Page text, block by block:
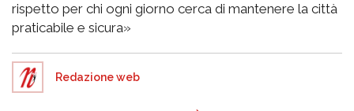
rispetto per chi ogni giorno cerca di mantenere la città
praticabile e sicura»
Redazione web